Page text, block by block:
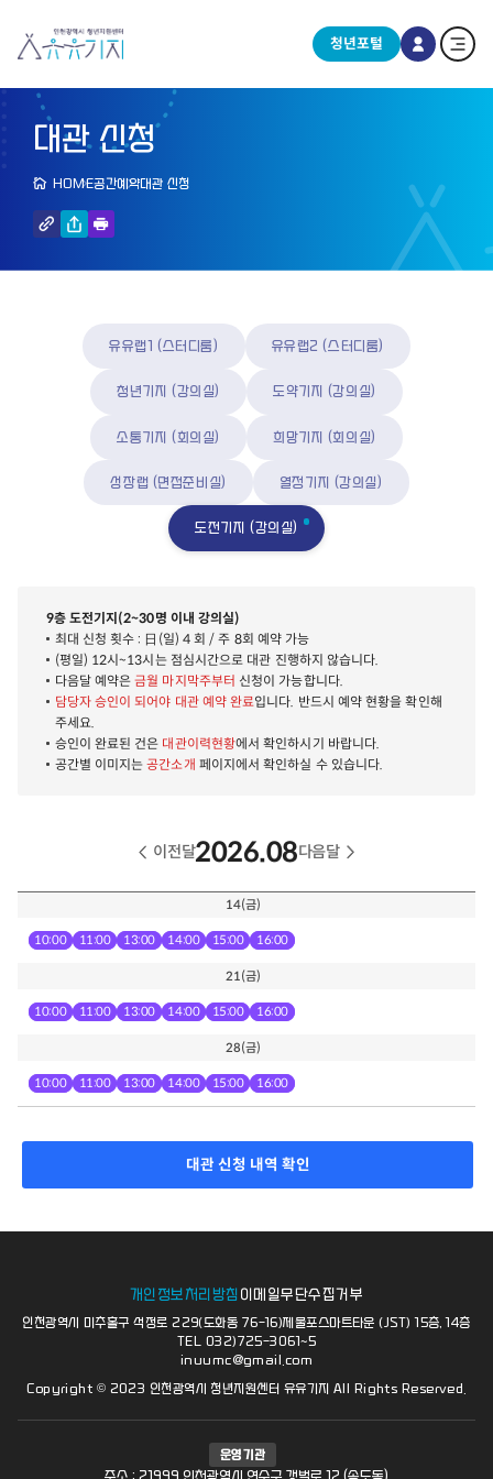
청년포털
대관 신청
HOME공간예약대관 신청
유유랩1 (스터디룸) 유유랩2 (스터디룸)
청년기지 (강의실) 도약기지 (강의실)
소통기지 (회의실) 희망기지 (회의실)
성장랩 (면접준비실) 열정기지 (강의실)
도전기지 (강의실)
9층 도전기지(2~30명 이내 강의실)
최대 신청 횟수 : 日(일) 4 회 / 주 8회 예약 가능
(평일) 12시~13시는 점심시간으로 대관 진행하지 않습니다.
다음달 예약은금월 마지막주부터 신청이 가능합니다.
담당자 승인이 되어야 대관 예약 완료입니다. 반드시 예약 현황을 확인해
주세요.
승인이 완료된 건은 대관이력현황에서 확인하시기 바랍니다.
공간별 이미지는공간소개 페이지에서 확인하실 수 있습니다.
이전달2026.08다음달
14(금)
10:00 11:00 13:00 14:00 15:00 16:00
21(금)
10:00 11:00 13:00 14:00 15:00 16:00
28(금)
10:00 11:00 13:00 14:00 15:00 16:00
대관 신청 내역 확인
개인정보처리방침 이메일무단수집거부
인천광역시 미추홀구 석정로 229(도화동 76-16)제물포스마트타운 (JST) 15층, 14층
TEL 032)725-3061~5
inuumc@gmail.com
Copyright © 2023 인천광역시 청년지원센터 유유기지 All Rights Reserved.
운영기관